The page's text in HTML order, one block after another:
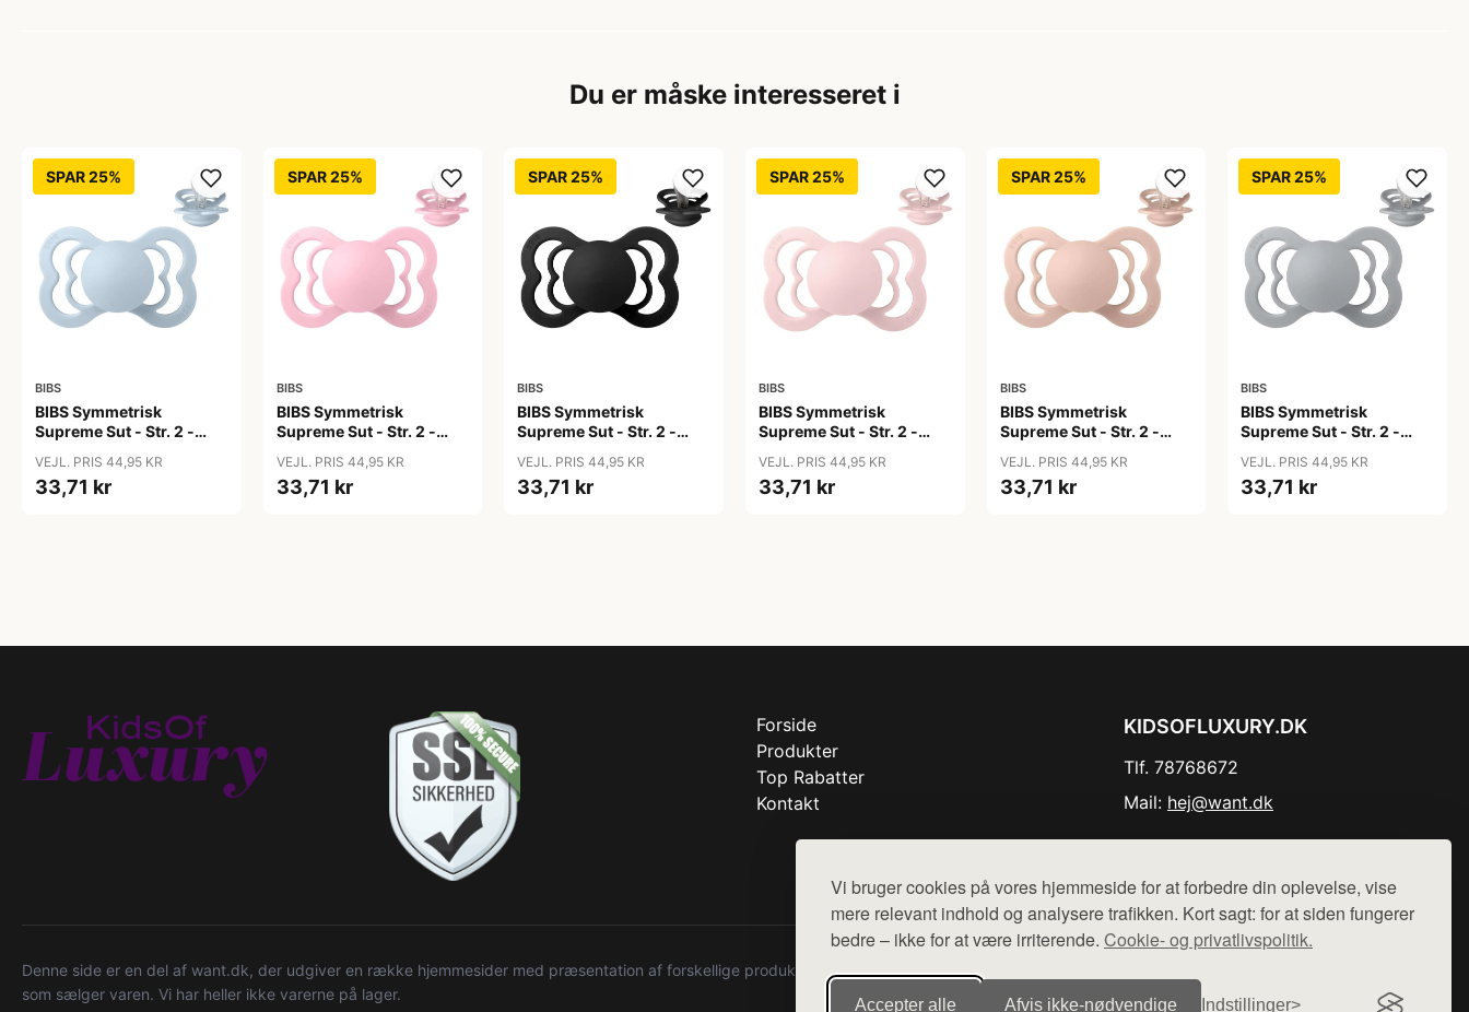
Vi bruger cookies på vores hjemmeside for at forbedre din oplevelse, vise
mere relevant indhold og analysere trafikken. Kort sagt: for at siden fungerer
bedre – ikke for at være irriterende. Cookie- og privatlivspolitik.
Accepter alle Afvis ikke‑nødvendige Indstillinger
Du er måske interesseret i
SPAR 25%
BIBS
BIBS Symmetrisk
Supreme Sut - Str. 2 -
VEJL. PRIS 44,95 KR
33,71 kr
SPAR 25%
BIBS
BIBS Symmetrisk
Supreme Sut - Str. 2 -
VEJL. PRIS 44,95 KR
33,71 kr
SPAR 25%
BIBS
BIBS Symmetrisk
Supreme Sut - Str. 2 -
VEJL. PRIS 44,95 KR
33,71 kr
SPAR 25%
BIBS
BIBS Symmetrisk
Supreme Sut - Str. 2 -
VEJL. PRIS 44,95 KR
33,71 kr
SPAR 25%
BIBS
BIBS Symmetrisk
Supreme Sut - Str. 2 -
VEJL. PRIS 44,95 KR
33,71 kr
SPAR 25%
BIBS
BIBS Symmetrisk
Supreme Sut - Str. 2 -
VEJL. PRIS 44,95 KR
33,71 kr
Forside
Produkter
Top Rabatter
Kontakt
KIDSOFLUXURY.DK
Tlf. 78768672
Mail: hej@want.dk
Denne side er en del af want.dk, der udgiver en række hjemmesider med præsentation af forskellige produkter fra diverse webshops. Der sælges ikke varer fra denne side - vi henviser til de shops,
som sælger varen. Vi har heller ikke varerne på lager.